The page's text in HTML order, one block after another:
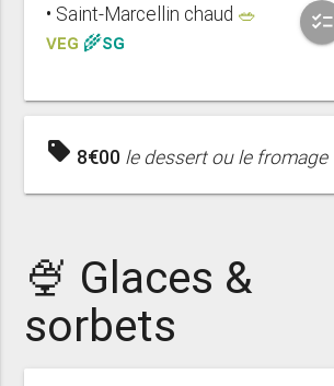
• Saint-Marcellin chaud 🥗
VEG 🌾SG
checklist
sell 8€00 le dessert ou le fromage
🍨 Glaces &
sorbets